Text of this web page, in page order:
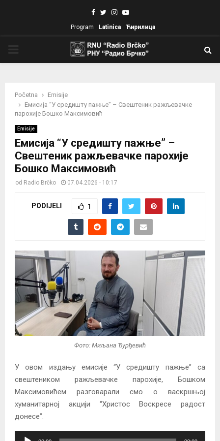
Facebook
TwitterInstagram
Youtube
Program Latinica Ћирилица
Početna
Emisije
Емисија “У средишту пажње” – Свештеник ражљевачке
парохије Бошко Максимовић
Emisije
Емисија “У средишту пажње” –
Свештеник ражљевачке парохије
Бошко Максимовић
od Radio Brčko 07.04.2026 - 10:17
PODIJELI 1
Фото: Миљана Ђурђевић
У овом издању емисије “У средишту пажње” са
свештеником ражљевачке парохије, Бошком
Максимовићем разговарали смо о васкршњој
хуманитарној акцији “Христос Воскресе радост
донесе”.